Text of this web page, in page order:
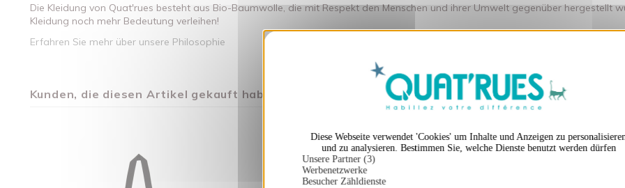
Diese Webseite verwendet 'Cookies' um Inhalte und Anzeigen zu
und zu analysieren. Bestimmen Sie, welche Dienste benutzt werden dürfen
Unsere Partner (3)
Werbenetzwerke
Besucher Zähldienste
Die Kleidung von Quat'rues besteht aus Bio-Baumwolle, die mit Respekt den Menschen und ihrer Umwelt gegenüber hergestellt
Kleidung noch mehr Bedeutung verleihen!
Erfahren Sie mehr über unsere Philosophie
Kunden, die diesen Artikel gekauft haben, kauften auch ...